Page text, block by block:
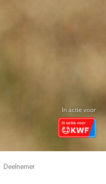
In actie voor
Deelnemer